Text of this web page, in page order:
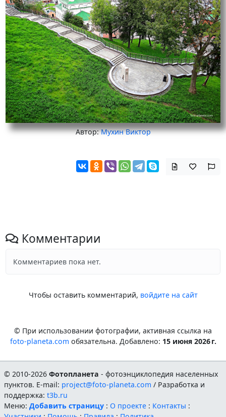
Автор:Мухин Виктор
Комментарии
Комментариев пока нет.
Чтобы оставить комментарий, войдите на сайт
© При использовании фотографии, активная ссылка на
foto-planeta.com обязательна. Добавлено: 15 июня 2026 г.
© 2010-2026Фотопланета - фотоэнциклопедия населенных
пунктов. E-mail: project@foto-planeta.com / Разработка и
поддержка:t3b.ru
Меню:Добавить страницу : О проекте : Контакты :